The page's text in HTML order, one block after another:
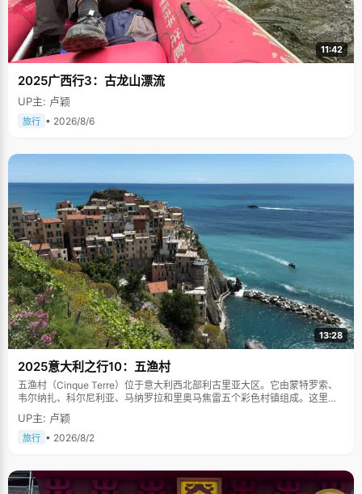
11:42
2025广西行3：古龙山漂流
UP主: 卢颖
旅行 • 2026/8/6
13:28
2025意大利之行10：五渔村
五渔村（Cinque Terre）位于意大利西北部利古里亚大区。它由蒙特罗索、
韦尔纳扎、科尔尼利亚、马纳罗拉和里奥马焦雷五个彩色村镇组成。这里依
山傍海，房屋色彩斑斓，1997年被列为世界文化遗产。
UP主: 卢颖
旅行 • 2026/8/2